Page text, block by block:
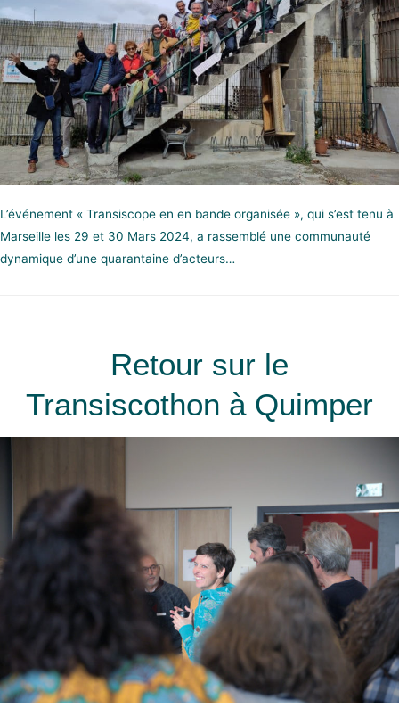
L’événement « Transiscope en en bande organisée », qui s’est tenu à
Marseille les 29 et 30 Mars 2024, a rassemblé une communauté
dynamique d’une quarantaine d’acteurs…
Retour sur le
Transiscothon à Quimper